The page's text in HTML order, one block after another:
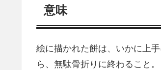
意味
絵に描かれた餅は、いかに上
ら、無駄骨折りに終わること